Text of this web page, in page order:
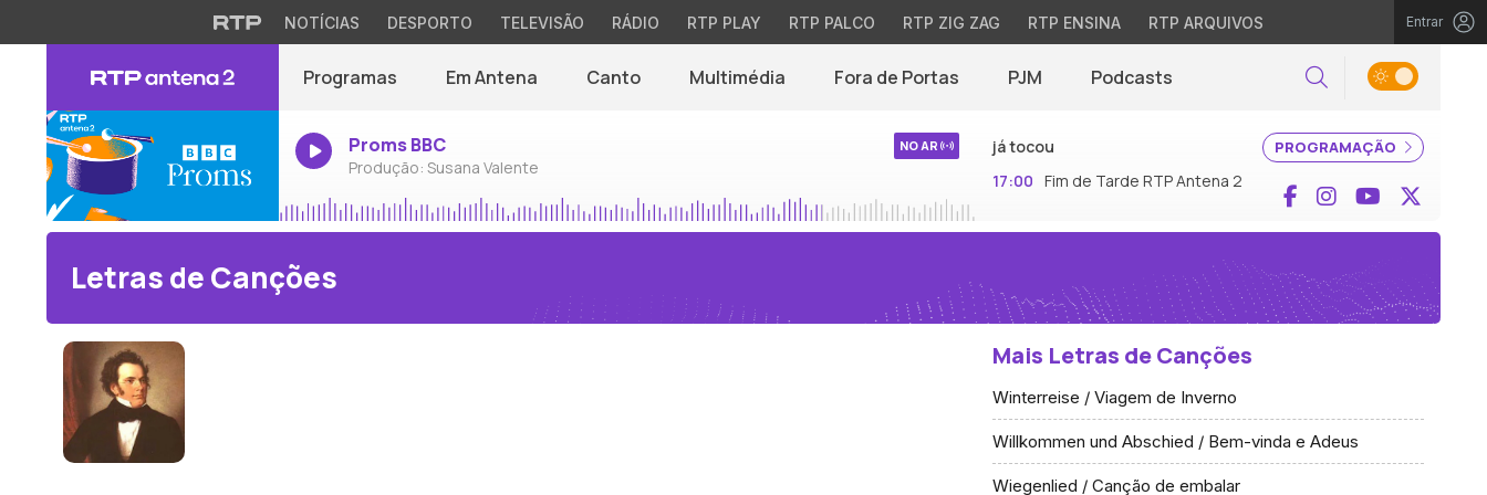
NOTÍCIAS DESPORTO TELEVISÃO RÁDIO RTP PLAY RTP PALCO RTP ZIG ZAG RTP ENSINA RTP ARQUIVOS Entrar
Programas Em Antena Canto Multimédia Fora de Portas PJM Podcasts Pesquisar
Proms BBC
Produção: Susana Valente
NO AR PROGRAMAÇÃO
já tocou
17:00 Fim de Tarde RTP Antena 2 Facebook
InstagramYouTube
Letras de Canções
Mais Letras de Canções
Winterreise / Viagem de Inverno
Willkommen und Abschied / Bem-vinda e Adeus
Wiegenlied / Canção de embalar